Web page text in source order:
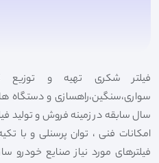
فیلتر شکری تهیه و توزیع
سال سابقه در زمینه فروش و تولید
امکانات فنی ، توان پرسنلی و با
فیلترهای مورد نیاز صنایع